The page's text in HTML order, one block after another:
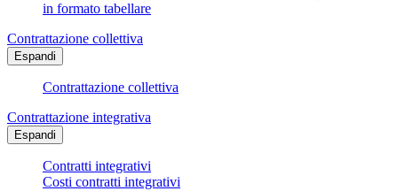
in formato tabellare
Contrattazione collettiva
Espandi
Contrattazione collettiva
Contrattazione integrativa
Espandi
Contratti integrativi
Costi contratti integrativi